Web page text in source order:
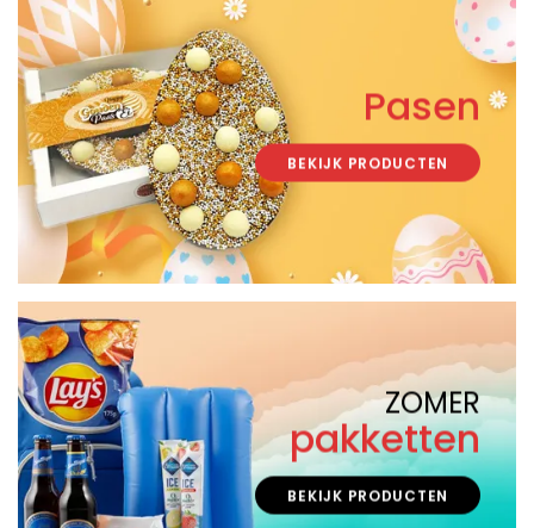
Pasen
BEKIJK PRODUCTEN
ZOMER
pakketten
BEKIJK PRODUCTEN